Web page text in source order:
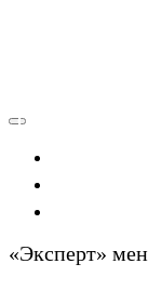
«Эксперт»